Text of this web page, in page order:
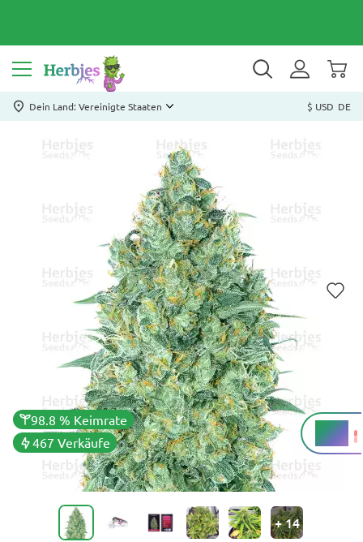
Dein Land: Vereinigte Staaten $ USD DE
98.8 % Keimrate
467 Verkäufe
20 %
THC
+14